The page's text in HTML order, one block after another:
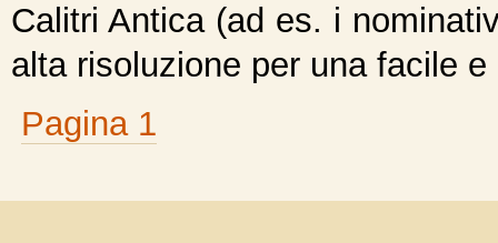
Calitri Antica (ad es. i
alta risoluzione per una facile
Pagina 1